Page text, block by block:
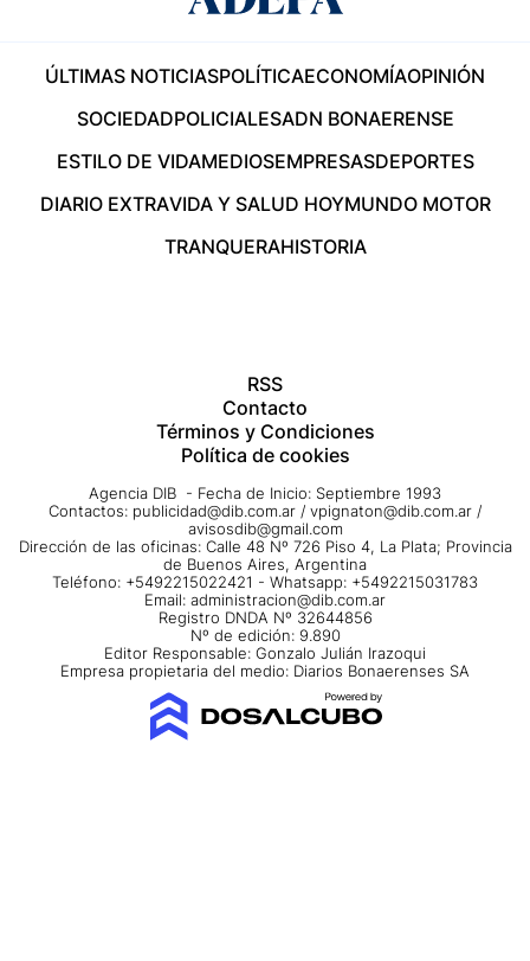
ÚLTIMAS NOTICIASPOLÍTICAECONOMÍAOPINIÓN
SOCIEDADPOLICIALESADN BONAERENSE
ESTILO DE VIDAMEDIOSEMPRESASDEPORTES
DIARIO EXTRAVIDA Y SALUD HOYMUNDO MOTOR
TRANQUERAHISTORIA
RSS
Contacto
Términos y Condiciones
Política de cookies
Agencia DIB - Fecha de Inicio: Septiembre 1993
Contactos: publicidad@dib.com.ar / vpignaton@dib.com.ar /
avisosdib@gmail.com
Dirección de las oficinas: Calle 48 Nº 726 Piso 4, La Plata; Provincia
de Buenos Aires, Argentina
Teléfono: +5492215022421 - Whatsapp: +5492215031783
Email: administracion@dib.com.ar
Registro DNDA Nº 32644856
Nº de edición: 9.890
Editor Responsable: Gonzalo Julián Irazoqui
Empresa propietaria del medio: Diarios Bonaerenses SA